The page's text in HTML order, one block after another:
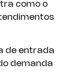
como o
de entrada
demanda